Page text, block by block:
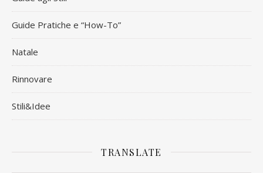
Guide Pratiche e “How-To”
Natale
Rinnovare
Stili&Idee
TRANSLATE